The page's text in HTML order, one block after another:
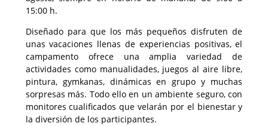
15:00 h.
Diseñado para que los más pequeños disfruten de
unas vacaciones llenas de experiencias positivas, el
campamento ofrece una amplia variedad de
actividades como manualidades, juegos al aire libre,
pintura, gymkanas, dinámicas en grupo y muchas
sorpresas más. Todo ello en un ambiente seguro, con
monitores cualificados que velarán por el bienestar y
la diversión de los participantes.